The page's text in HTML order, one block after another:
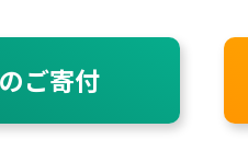
ご寄付